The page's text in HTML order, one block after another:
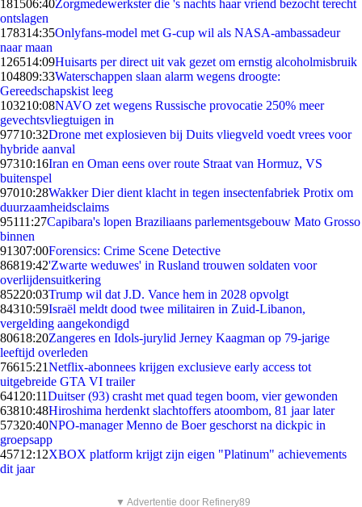
181506:40Zorgmedewerkster die 's nachts haar vriend bezocht terecht
ontslagen
178314:35Onlyfans-model met G-cup wil als NASA-ambassadeur
naar maan
126514:09Huisarts per direct uit vak gezet om ernstig alcoholmisbruik
104809:33Waterschappen slaan alarm wegens droogte:
Gereedschapskist leeg
103210:08NAVO zet wegens Russische provocatie 250% meer
gevechtsvliegtuigen in
97710:32Drone met explosieven bij Duits vliegveld voedt vrees voor
hybride aanval
97310:16Iran en Oman eens over route Straat van Hormuz, VS
buitenspel
97010:28Wakker Dier dient klacht in tegen insectenfabriek Protix om
duurzaamheidsclaims
95111:27Capibara's lopen Braziliaans parlementsgebouw Mato Grosso
binnen
91307:00Forensics: Crime Scene Detective
86819:42'Zwarte weduwes' in Rusland trouwen soldaten voor
overlijdensuitkering
85220:03Trump wil dat J.D. Vance hem in 2028 opvolgt
84310:59Israël meldt dood twee militairen in Zuid-Libanon,
vergelding aangekondigd
80618:20Zangeres en Idols-jurylid Jerney Kaagman op 79-jarige
leeftijd overleden
76615:21Netflix-abonnees krijgen exclusieve early access tot
uitgebreide GTA VI trailer
641 20:11Duitser (93) crasht met quad tegen boom, vier gewonden
63810:48Hiroshima herdenkt slachtoffers atoombom, 81 jaar later
57320:40NPO-manager Menno de Boer geschorst na dickpic in
groepsapp
45712:12XBOX platform krijgt zijn eigen "Platinum" achievements
dit jaar
▼ Advertentie door Refinery89